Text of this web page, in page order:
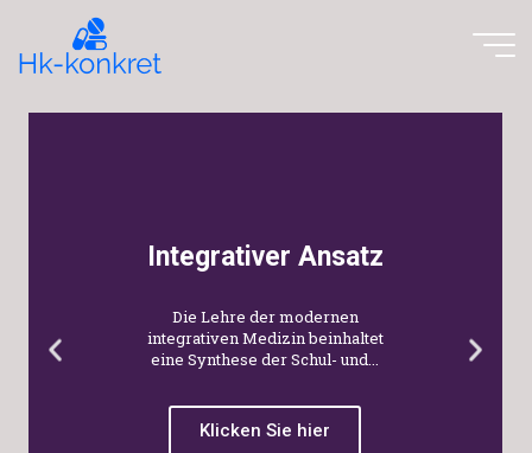
Integrativer Ansatz
Die Lehre der modernen
integrativen Medizin beinhaltet
eine Synthese der Schul- und...
Klicken Sie hier